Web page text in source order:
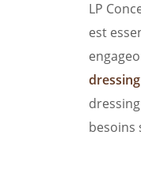
LP
est
besoins